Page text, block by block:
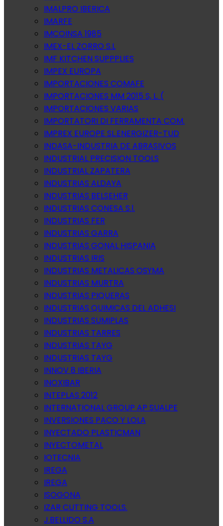
IMALPRO IBERICA
IMARFE
IMCOINSA 1985
IMEX-EL ZORRO S.L
IMF KITCHEN SUPPPLIES
IMPEX EUROPA
IMPORTACIONES COMAFE
IMPORTACIONES MM 2015 S, L. (
IMPORTACIONES VARIAS
IMPORTATORI DI FERRAMENTA COM.
IMPREX EUROPE SL.ENERGIZER-TUD
INDASA-INDUSTRIA DE ABRASIVOS
INDUSTRIAL PRECISION TOOLS
INDUSTRIAL ZAPATERA
INDUSTRIAS ALDAYA
INDUSTRIAS BELSEHER
INDUSTRIAS CONESA S.l.
INDUSTRIAS FER
INDUSTRIAS GARRA
INDUSTRIAS GONAL HISPANIA
INDUSTRIAS IRIS
INDUSTRIAS METALICAS OSYMA
INDUSTRIAS MURTRA
INDUSTRIAS PIQUERAS
INDUSTRIAS QUIMICAS DEL ADHESI
INDUSTRIAS SUMIPLAS
INDUSTRIAS TARRES
INDUSTRIAS TAYG
INDUSTRIAS TAYG
INNOV 8 IBERIA
INOXIBAR
INTEPLAS 2012
INTERNATIONAL GROUP AP SUALPE
INVERSIONES PACO Y LOLA
INYECTADO PLASTICMAN
INYECTOMETAL
IOTECNIA
IREGA
IREGA
ISOGONA
IZAR CUTTING TOOLS.
J.BELLIDO S.A